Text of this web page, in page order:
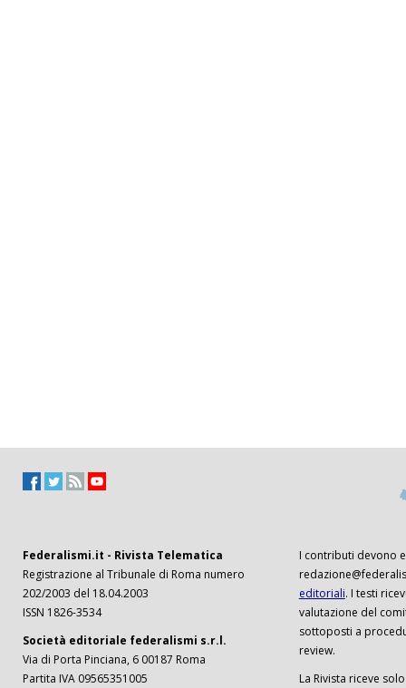
Federalismi.it - Rivista Telematica
Registrazione al Tribunale di Roma numero
202/2003 del 18.04.2003
ISSN 1826-3534
Società editoriale federalismi s.r.l.
Via di Porta Pinciana, 6 00187 Roma
Partita IVA 09565351005
I contributi devono
editoriali. I testi
valutazione del
sottoposti a
review.
La Rivista riceve